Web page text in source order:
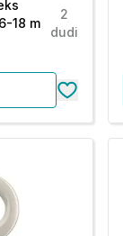
18 m
2
dudi